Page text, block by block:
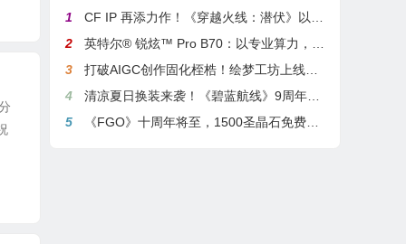
1
CF IP 再添力作！《穿越火线：潜伏》以3A叙事重塑战术潜行玩法
2
英特尔® 锐炫™ Pro B70：以专业算力，解锁本地化AI部署与生产力新基准
3
打破AIGC创作固化桎梏！绘梦工坊上线绘梦画布dreamo赋能全场景自由创作
4
清凉夏日换装来袭！《碧蓝航线》9周年庆典活动第二弹今日正式上线
5
《FGO》十周年将至，1500圣晶石免费福利，新老玩家均可解锁